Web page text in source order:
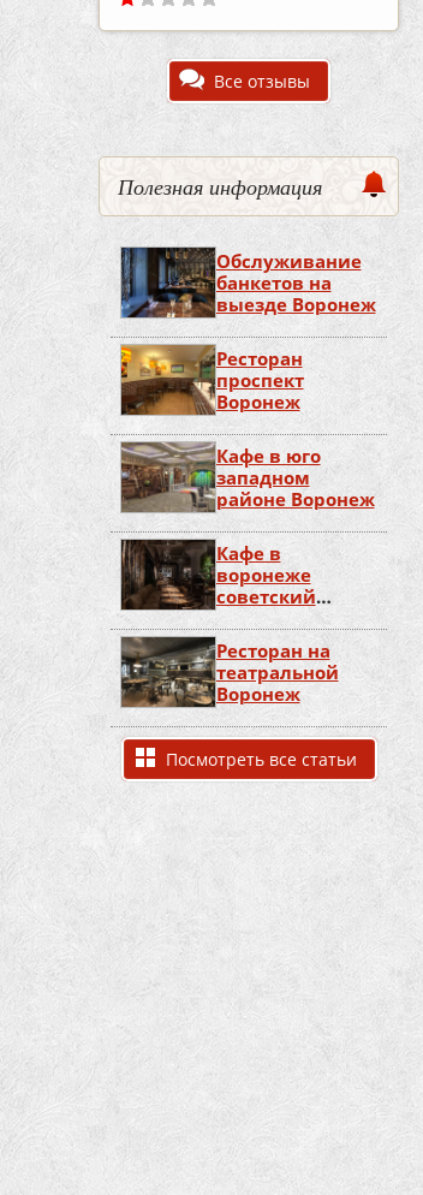
Все отзывы
Полезная информация
Обслуживание
банкетов на
выезде Воронеж
Ресторан
проспект
Воронеж
Кафе в юго
западном
районе Воронеж
Кафе в
воронеже
советский
район
Ресторан на
театральной
Воронеж
Посмотреть все статьи